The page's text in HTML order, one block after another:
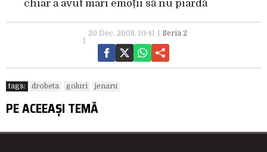
chiar a avut mari emoții să nu piardă
20 Dec. 2008, 10:41 Seria 2
tags: drobeta goluri jenaru
PE ACEEAȘI TEMĂ